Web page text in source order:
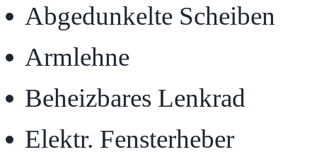
Abgedunkelte Scheiben
Armlehne
Beheizbares Lenkrad
Elektr. Fensterheber